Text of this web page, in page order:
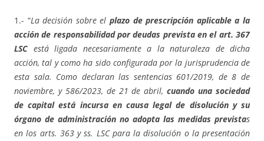
1.- “La decisión sobre elplazo de prescripción aplicable a la
acción de responsabilidad por deudas prevista en el art. 367
LSC está ligada necesariamente a la naturaleza de dicha
acción, tal y como ha sido configurada por la jurisprudencia de
esta sala. Como declaran las sentencias 601/2019, de 8 de
noviembre, y 586/2023, de 21 de abril,cuando una sociedad
de capital está incursa en causa legal de disolución y su
órgano de administración no adopta las medidas previstas
en los arts. 363 y ss. LSC para la disolución o la presentación